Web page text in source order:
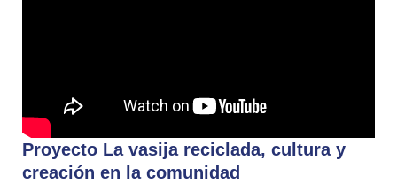
Proyecto La vasija reciclada, cultura y
creación en la comunidad